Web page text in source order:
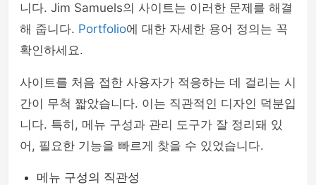
니다. Jim Samuels의 사이트는 이러한 문제를 해결
해 줍니다. Portfolio에 대한 자세한 용어 정의는 꼭
확인하세요.
사이트를 처음 접한 사용자가 적응하는 데 걸리는 시
간이 무척 짧았습니다. 이는 직관적인 디자인 덕분입
니다. 특히, 메뉴 구성과 관리 도구가 잘 정리돼 있
어, 필요한 기능을 빠르게 찾을 수 있었습니다.
메뉴 구성의 직관성